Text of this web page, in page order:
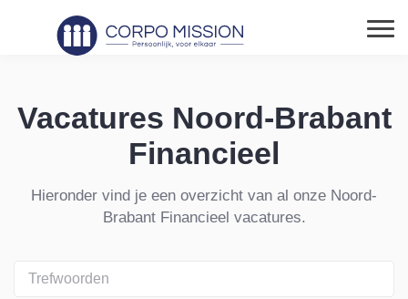
Vacatures Noord-Brabant
Financieel
Hieronder vind je een overzicht van al onze Noord-
Brabant Financieel vacatures.